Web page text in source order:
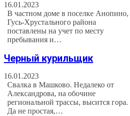
16.01.2023
В частном доме в поселке Анопино,
Гусь-Хрустального района
поставлены на учет по месту
пребывания и…
Черный курильщик
16.01.2023
Свалка в Машково. Недалеко от
Александрова, на обочине
региональной трассы, высится гора.
Да не простая,…